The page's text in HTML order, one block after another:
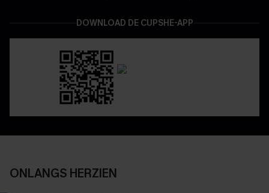
DOWNLOAD DE CUPSHE-APP
ONLANGS HERZIEN